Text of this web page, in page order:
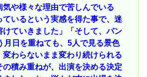
気や様々な理由で苦しんでいる
ているという実感を得た事で、迷
けていきました」「そして、バン
月日を重ねても、5人で見る景色
変わらないまま変わり続けられる
の積み重ねが、出演を決める決定